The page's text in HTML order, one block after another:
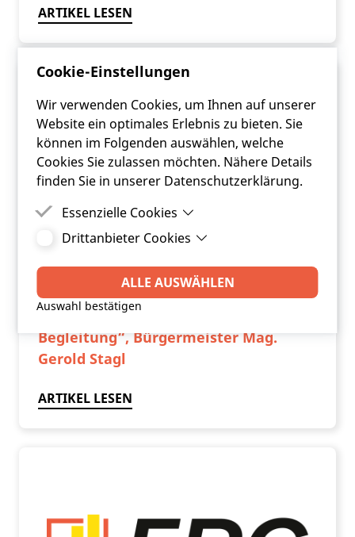
Cookie-Einstellungen
Wir verwenden Cookies, um Ihnen auf unserer
Website ein optimales Erlebnis zu bieten. Sie
können im Folgenden auswählen, welche
Cookies Sie zulassen möchten. Nähere Details
finden Sie in unserer Datenschutzerklärung.
Essenzielle Cookies
Essenzielle Cookies sind Cookies, welche für die
benötigt werden.
Drittanbieter Cookies
Drittanbieter Cookies sind Cookies, die
Drittanbieter-Software setzt, um Funktionen wie
Google Maps zu ermöglichen.
ALLE AUSWÄHLEN
Auswahl bestätigen
ARTIKEL LESEN
"Gemeinden brauchen auch im
Finanzbereich eine externe laufende
Begleitung“, Bürgermeister Mag.
Gerold Stagl
ARTIKEL LESEN